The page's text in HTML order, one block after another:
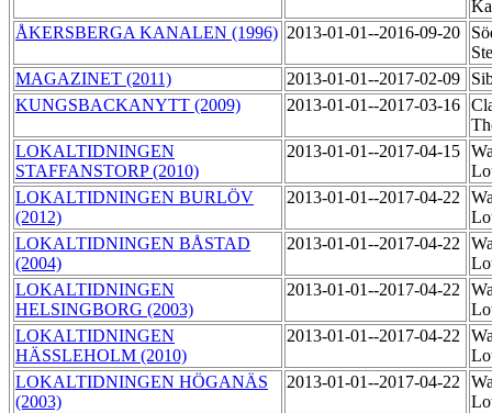
ÅKERSBERGA KANALEN (1996) 2013-01-01--2016-09-20
MAGAZINET (2011)
2013-01-01--2017-02-09
KUNGSBACKANYTT (2009)
2013-01-01--2017-03-16
LOKALTIDNINGEN
STAFFANSTORP (2010)
2013-01-01--2017-04-15
LOKALTIDNINGEN BURLÖV
(2012)
2013-01-01--2017-04-22
LOKALTIDNINGEN BÅSTAD
(2004)
2013-01-01--2017-04-22
LOKALTIDNINGEN
HELSINGBORG (2003)
2013-01-01--2017-04-22
LOKALTIDNINGEN
HÄSSLEHOLM (2010)
2013-01-01--2017-04-22
LOKALTIDNINGEN HÖGANÄS
(2003)
2013-01-01--2017-04-22